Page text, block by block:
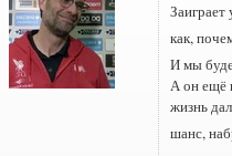
Заиграет
как,
И мы
А он ещё
жизнь
шанс,